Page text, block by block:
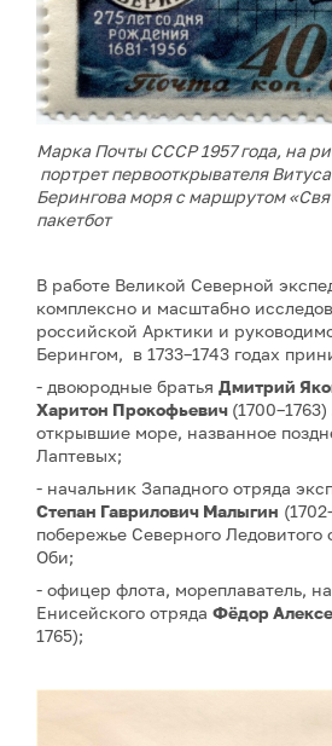
Марка Почты СССР 1957 года, на
портрет первооткрывателя
Берингова моря с маршрутом
пакетбот
В работе Великой Северной
комплексно и масштабно
российской Арктики и
Берингом, в 1733–1743 годах
- двоюродные братья Дмитрий
Харитон Прокофьевич (1700–1763)
открывшие море, названное
Лаптевых;
- начальник Западного отряда
Степан Гаврилович Малыгин
побережье Северного
Оби;
- офицер флота, мореплаватель,
Енисейского отряда Фёдор
1765);